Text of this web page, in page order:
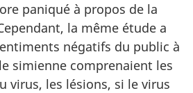
paniqué à propos de la
la même étude a
négatifs du public à
simienne comprenaient les
virus, les lésions, si le virus